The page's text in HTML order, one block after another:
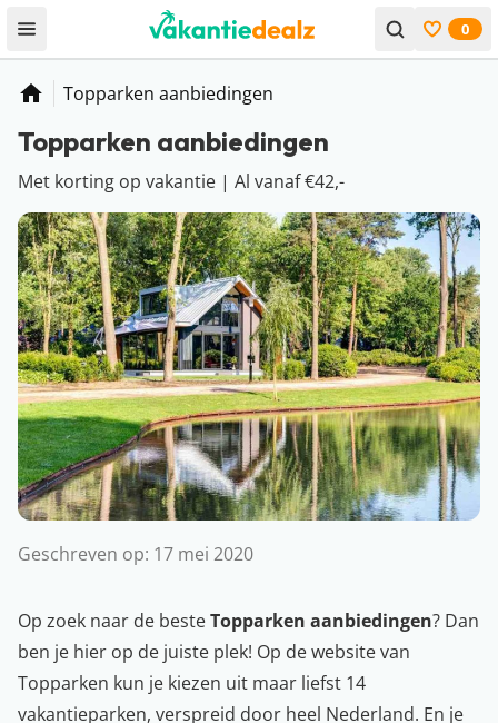
Open menu Bekijk
0
Home
Topparken aanbiedingen
Topparken aanbiedingen
Met korting op vakantie | Al vanaf €42,-
Geschreven op: 17 mei 2020
Op zoek naar de besteTopparken aanbiedingen? Dan
ben je hier op de juiste plek! Op de website van
Topparken kun je kiezen uit maar liefst 14
vakantieparken, verspreid door heel Nederland. En je